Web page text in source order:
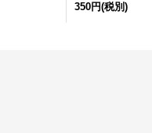
350円(税別)